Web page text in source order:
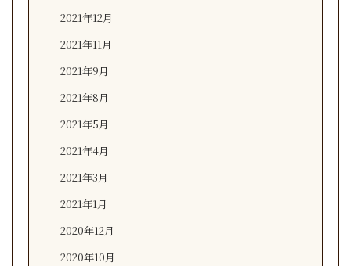
2021年12月
2021年11月
2021年9月
2021年8月
2021年5月
2021年4月
2021年3月
2021年1月
2020年12月
2020年10月